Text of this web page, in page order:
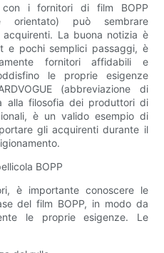
con i fornitori di film BOPP
orientato) può sembrare
La buona notizia è
e pochi semplici passaggi, è
fornitori affidabili e
le proprie esigenze
(abbreviazione di
alla filosofia dei produttori di
è un valido esempio di
gli acquirenti durante il
BOPP
è importante conoscere le
del film BOPP, in modo da
le proprie esigenze. Le